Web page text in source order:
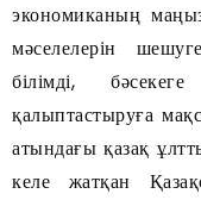
экономиканың
мәселелерін
білімді,
қалыптастыруға
атындағы қазақ
келе жатқан